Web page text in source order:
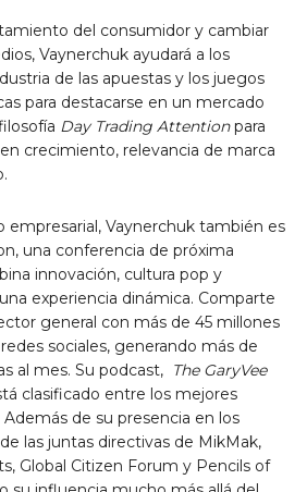
del consumidor y cambiar
Vaynerchuk ayudará a los
de las apuestas y los juegos
para destacarse en un mercado
Day Trading Attentionpara
crecimiento, relevancia de marca
empresarial, Vaynerchuk también es
una conferencia de próxima
innovación, cultura pop y
experiencia dinámica. Comparte
general con más de 45 millones
sociales, generando más de
al mes. Su podcast, The GaryVee
clasificado entre los mejores
de su presencia en los
las juntas directivas de MikMak,
Global Citizen Forum y Pencils of